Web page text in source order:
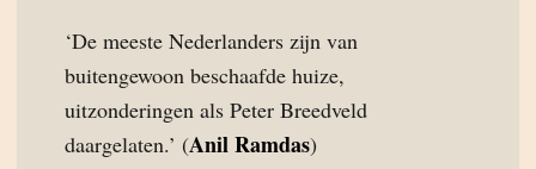
‘De meeste Nederlanders zijn van
buitengewoon beschaafde huize,
uitzonderingen als Peter Breedveld
daargelaten.’ (Anil Ramdas)